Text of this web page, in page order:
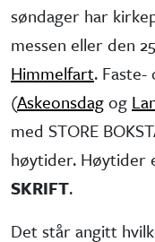
søndager har
messen eller den
Himmelfart.
(Askeonsdagog
med STORE
høytider. Høytider
SKRIFT.
Det står angitt